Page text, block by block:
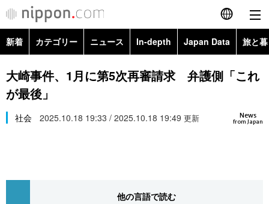
English
简体字
カテゴリー
経済・ビジネス
トップ
In-depth
新着 カテゴリー ニュース In-depth Japan Data 旅と
政治・外交
経済・ビジネス
Topics
大崎事件、1月に第5次再審請求 弁護側「これ
が最後」
News
from Japan
社会 2025.10.18 19:33 / 2025.10.18 19:49 更新
他の言語で読む